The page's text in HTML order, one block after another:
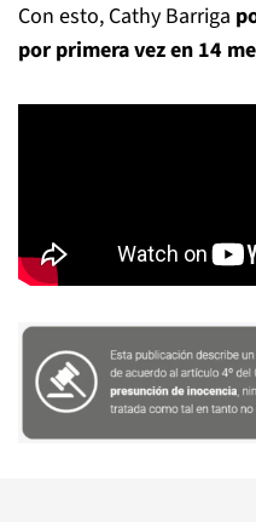
Con esto, Cathy Barriga
por primera vez en 14